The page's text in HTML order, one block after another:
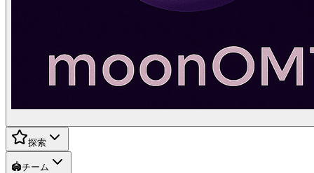
探索
🏟️チーム